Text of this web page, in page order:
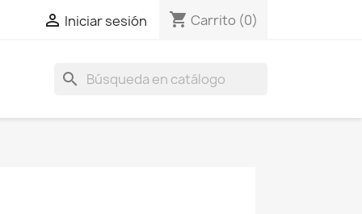
 Iniciar sesión shopping_cart Carrito (0)
search